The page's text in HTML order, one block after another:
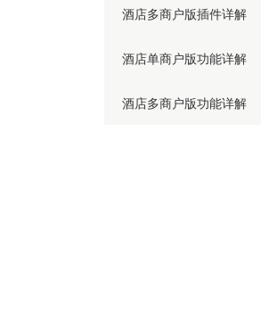
酒店多商户版插件详解
酒店单商户版功能详解
酒店多商户版功能详解